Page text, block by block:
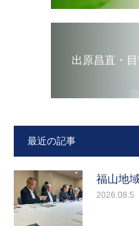
出原昌直・
最近の記事
福山地
2026.08.5